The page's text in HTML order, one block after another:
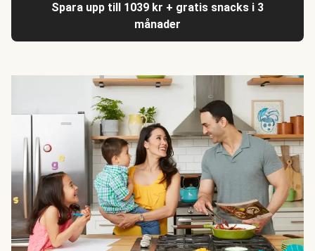
Spara upp till 1039 kr + gratis snacks i 3
månader